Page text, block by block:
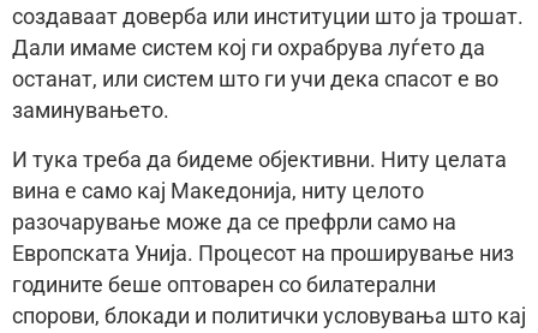
создаваат доверба или институции што ја трошат.
Дали имаме систем кој ги охрабрува луѓето да
останат, или систем што ги учи дека спасот е во
заминувањето.
И тука треба да бидеме објективни. Ниту целата
вина е само кај Македонија, ниту целото
разочарување може да се префрли само на
Европската Унија. Процесот на проширување низ
годините беше оптоварен со билатерални
спорови, блокади и политички условувања што кај